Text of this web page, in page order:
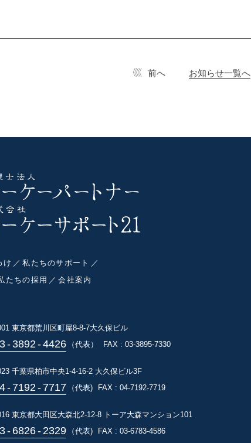
前へ お知らせ一覧へ
け
私たちのサポート
たちの採用 会社案内
東京都荒川区町屋8-8-7大久保ビル
- 3892-4426 （代表） FAX : 03-3895-7330
千葉県柏市中央1-4-16-2 大久保ビル3F
- 7192- 7717 （代表) FAX : 04-7192-7719
東京都大田区大森北2-12-8 トーア大森マンション101
- 6826- 2329 （代表) FAX : 03-6783-4586